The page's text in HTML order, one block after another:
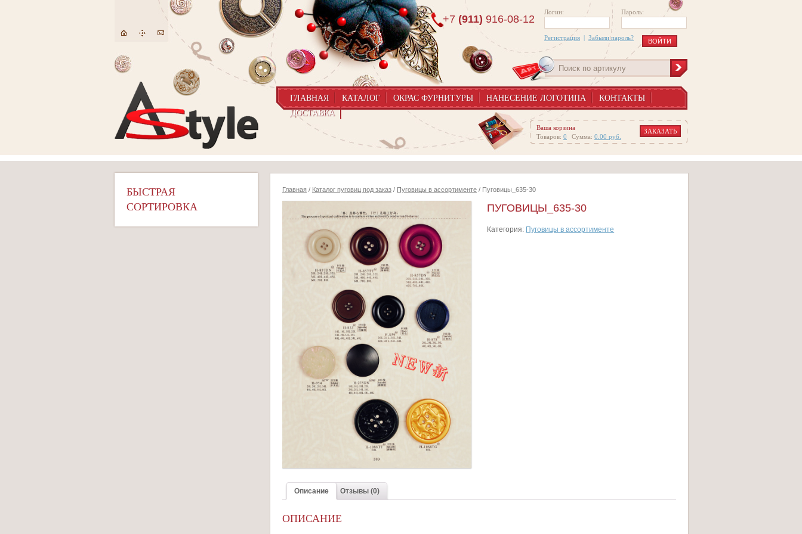
Логин: Пароль:
Регистрация | Забыли пароль?
+7 (911) 916-08-12
ГЛАВНАЯ КАТАЛОГ ОКРАС ФУРНИТУРЫ НАНЕСЕНИЕ ЛОГОТИПА
КОНТАКТЫ
ДОСТАВКА
Ваша корзина
Товаров: 0 Сумма: 0.00 руб.
ЗАКАЗАТЬ
БЫСТРАЯ
СОРТИРОВКА
Главная / Каталог пуговиц под заказ / Пуговицы в ассортименте / Пуговицы_635-30
ПУГОВИЦЫ_635-30
Категория: Пуговицы в ассортименте
Описание Отзывы (0)
ОПИСАНИЕ